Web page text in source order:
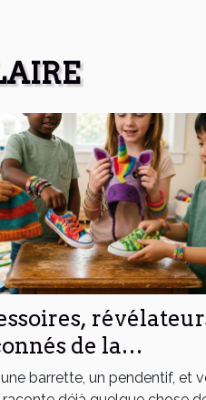
de la
des enfants
barrette, un pendentif, et